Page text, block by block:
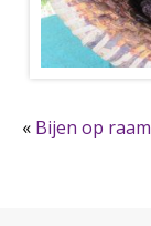
« Bijen op raam